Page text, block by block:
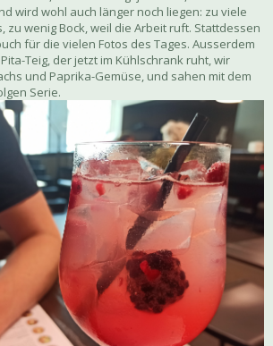
wird wohl auch länger noch liegen: zu viele
zu wenig Bock, weil die Arbeit ruft. Stattdessen
für die vielen Fotos des Tages. Ausserdem
Teig, der jetzt im Kühlschrank ruht, wir
und Paprika-Gemüse, und sahen mit dem
Serie.